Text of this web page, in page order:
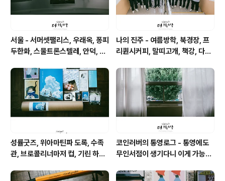
서울 - 서머셋팰리스, 우래옥, 퐁피
두한화, 스물트론스텔레, 안덕, 위
나의 진주 - 여름방학, 북경장, 프
리퀀시커피, 말띠고개, 책강, 다원,
성률굿즈, 위아마틴파 도록, 수족
관, 브로콜리너마저 컵, 기린 하레
전병, 고래 사케, 기네스 나이트로
코인러버의 통영로그 - 통영에도
무인서점이 생기다니 이게 가능할